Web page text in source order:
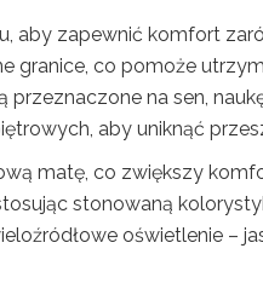
aby zapewnić komfort
granice, co pomoże
na sen,
aby uniknąć
matę, co zwiększy
stonowaną
oświetlenie –